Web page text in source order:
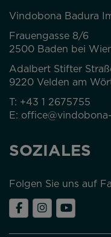
Vindobona Badura
Frauengasse 8/6
2500 Baden bei
Adalbert Stifter
9220 Velden am
T: +43 1 2675755
E:
SOZIALES
Folgen Sie uns auf